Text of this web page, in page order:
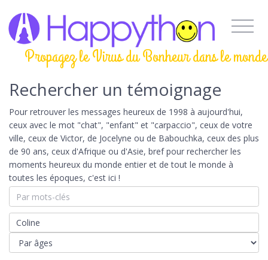
Propagez le Virus du Bonheur dans le monde
Rechercher un témoignage
Pour retrouver les messages heureux de 1998 à aujourd'hui,
ceux avec le mot "chat", "enfant" et "carpaccio", ceux de votre
ville, ceux de Victor, de Jocelyne ou de Babouchka, ceux des plus
de 90 ans, ceux d'Afrique ou d'Asie, bref pour rechercher les
moments heureux du monde entier et de tout le monde à
toutes les époques, c'est ici !